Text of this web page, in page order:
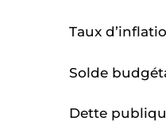
Taux
Solde
Dette